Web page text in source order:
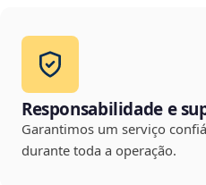
Responsabilidade e
Garantimos um serviço
durante toda a operação.